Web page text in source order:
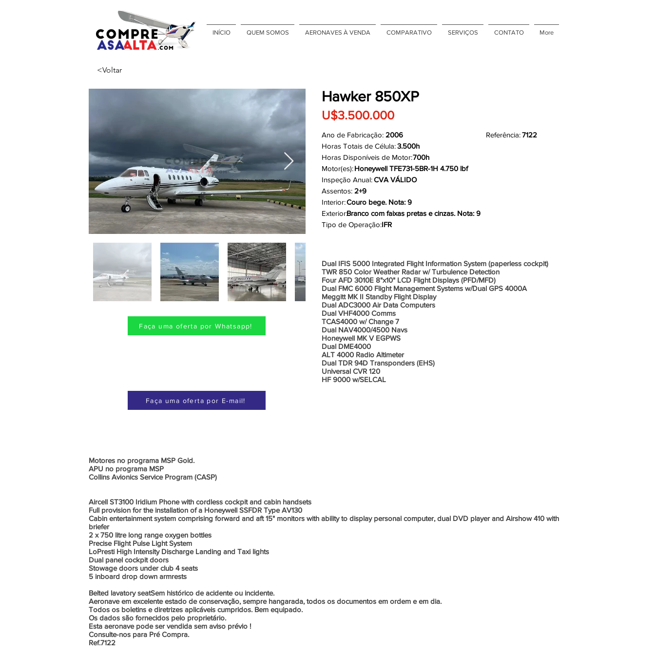
INÍCIO QUEM SOMOS AERONAVES À VENDA COMPARATIVO SERVIÇOS CONTATO More
<Voltar
Faça uma oferta por Whatsapp!
Hawker 850XP
U$3.500.000
Ano de Fabricação: 2006 Referência:7122
Horas Totais de Célula:3.500h
Horas Disponíveis de Motor:700h
Motor(es):Honeywell TFE731-5BR-1H 4.750 lbf
Inspeção Anual:CVA VÁLIDO
Assentos: 2+9
Interior:Couro bege. Nota: 9
Exterior:Branco com faixas pretas e cinzas. Nota: 9
Tipo de Operação:IFR
Dual IFIS 5000 Integrated Flight Information System (paperless cockpit)
TWR 850 Color Weather Radar w/ Turbulence Detection
Four AFD 3010E 8"x10" LCD Flight Displays (PFD/MFD)
Dual FMC 6000 Flight Management Systems w/Dual GPS 4000A
Meggitt MK II Standby Flight Display
Dual ADC3000 Air Data Computers
Dual VHF4000 Comms
TCAS4000 w/ Change 7
Dual NAV4000/4500 Navs
Honeywell MK V EGPWS
Dual DME4000
ALT 4000 Radio Altimeter
Dual TDR 94D Transponders (EHS)
Universal CVR 120
HF 9000 w/SELCAL
Faça uma oferta por E-mail!
Motores no programa MSP Gold.
APU no programa MSP
Collins Avionics Service Program (CASP)
Aircell ST3100 Iridium Phone with cordless cockpit and cabin handsets
Full provision for the installation of a Honeywell SSFDR Type AV130
Cabin entertainment system comprising forward and aft 15" monitors with ability to display personal computer, dual DVD player and Airshow 410 with
briefer
2 x 750 litre long range oxygen bottles
Precise Flight Pulse Light System
LoPresti High Intensity Discharge Landing and Taxi lights
Dual panel cockpit doors
Stowage doors under club 4 seats
5 inboard drop down armrests
Belted lavatory seatSem histórico de acidente ou incidente.
Aeronave em excelente estado de conservação, sempre hangarada, todos os documentos em ordem e em dia.
Todos os boletins e diretrizes aplicáveis cumpridos. Bem equipado.
Os dados são fornecidos pelo proprietário.
Esta aeronave pode ser vendida sem aviso prévio !
Consulte-nos para Pré Compra.
Ref.7122